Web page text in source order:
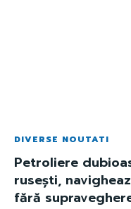
DIVERSE NOUTATI
Petroliere
rusești,
fără